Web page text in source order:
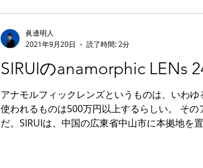
SIRUIのanamorphic LENs
アナモルフィックレンズというものは、いわ
使われるものは500万円以上するらしい。 そ
だ。SIRUIは、中国の広東省中山市に本拠地を
眞邊明人
2021年9月20日
読了時間: 2分